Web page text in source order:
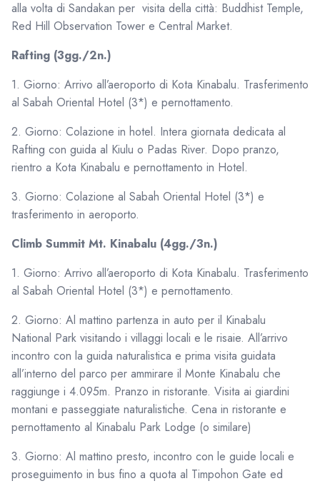
alla volta di Sandakan per visita della città: Buddhist Temple,
Red Hill Observation Tower e Central Market.
Rafting (3gg./2n.)
1. Giorno: Arrivo all’aeroporto di Kota Kinabalu. Trasferimento
al Sabah Oriental Hotel (3*) e pernottamento.
2. Giorno: Colazione in hotel. Intera giornata dedicata al
Rafting con guida al Kiulu o Padas River. Dopo pranzo,
rientro a Kota Kinabalu e pernottamento in Hotel.
3. Giorno: Colazione al Sabah Oriental Hotel (3*) e
trasferimento in aeroporto.
Climb Summit Mt. Kinabalu (4gg./3n.)
1. Giorno: Arrivo all’aeroporto di Kota Kinabalu. Trasferimento
al Sabah Oriental Hotel (3*) e pernottamento.
2. Giorno: Al mattino partenza in auto per il Kinabalu
National Park visitando i villaggi locali e le risaie. All’arrivo
incontro con la guida naturalistica e prima visita guidata
all’interno del parco per ammirare il Monte Kinabalu che
raggiunge i 4.095m. Pranzo in ristorante. Visita ai giardini
montani e passeggiate naturalistiche. Cena in ristorante e
pernottamento al Kinabalu Park Lodge (o similare)
3. Giorno: Al mattino presto, incontro con le guide locali e
proseguimento in bus fino a quota al Timpohon Gate ed